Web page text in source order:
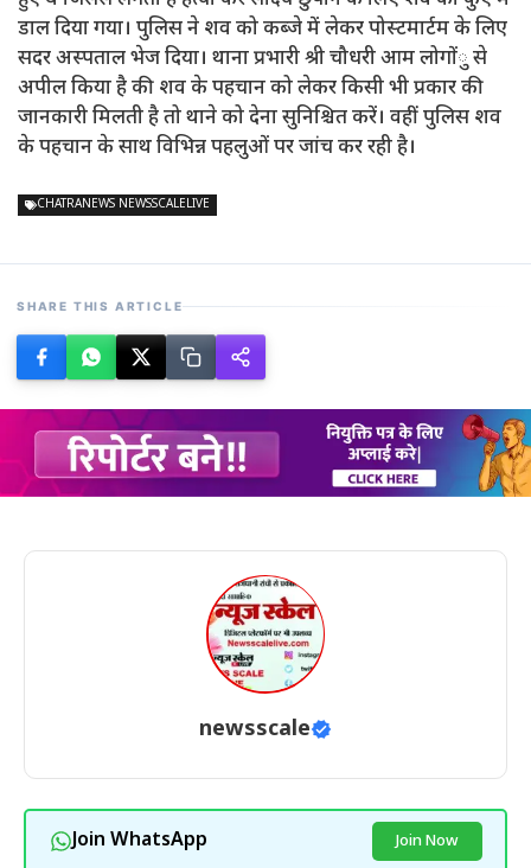
डाल दिया गया। पुलिस ने शव को कब्जे में लेकर पोस्टमार्टम के लिए
सदर अस्पताल भेज दिया। थाना प्रभारी श्री चौधरी आम लोगोंु से
अपील किया है की शव के पहचान को लेकर किसी भी प्रकार की
जानकारी मिलती है तो थाने को देना सुनिश्चित करें। वहीं पुलिस शव
के पहचान के साथ विभिन्न पहलुओं पर जांच कर रही है।
CHATRANEWS NEWSSCALELIVE
SHARE THIS ARTICLE
newsscale
Join WhatsApp Join Now